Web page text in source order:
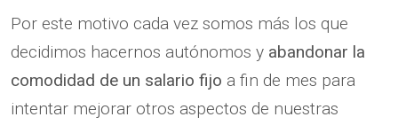
Por este motivo cada vez somos más los que
decidimos hacernos autónomos y abandonar la
comodidad de un salario fijo a fin de mes para
intentar mejorar otros aspectos de nuestras